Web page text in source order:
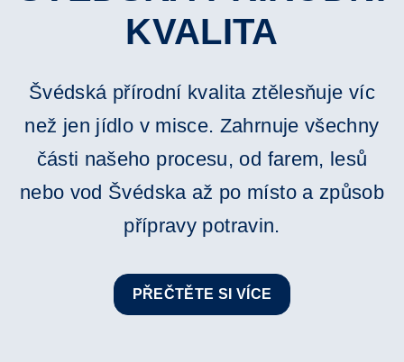
KVALITA
Švédská přírodní kvalita ztělesňuje víc
než jen jídlo v misce. Zahrnuje všechny
části našeho procesu, od farem, lesů
nebo vod Švédska až po místo a způsob
přípravy potravin.
PŘEČTĚTE SI VÍCE